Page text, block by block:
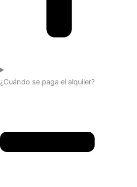
¿Cuándo se paga el alquiler?